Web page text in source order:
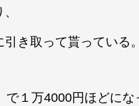
き取って貰っている。
１万4000円ほどにな